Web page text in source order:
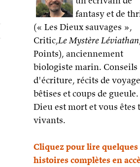
fantasy et de
(« Les Dieux sauvages »,
Critic,Le Mystère Léviathan
Points), anciennement
biologiste marin. Conseils
d'écriture, récits de
bêtises et coups de gueule.
Dieu est mort et vous êtes
vivants.
Cliquez pour lire quelques
histoires complètes en